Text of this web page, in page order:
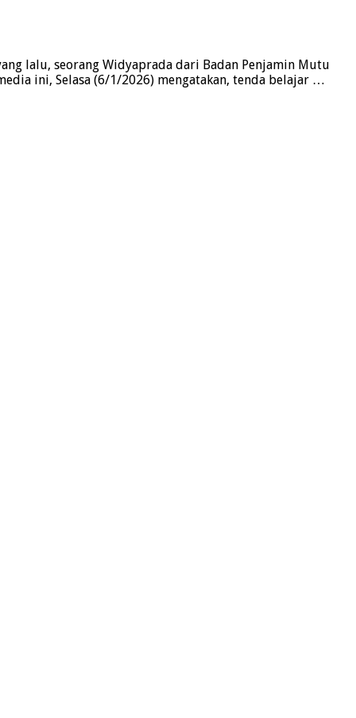
lalu, seorang Widyaprada dari Badan Penjamin Mutu
ini, Selasa (6/1/2026) mengatakan, tenda belajar …